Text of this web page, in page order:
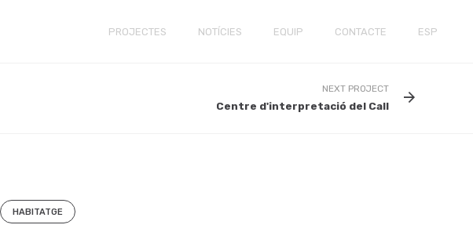
PROJECTES NOTÍCIES EQUIP CONTACTE ESP
NEXT PROJECT
Centre d'interpretació del Call
HABITATGE